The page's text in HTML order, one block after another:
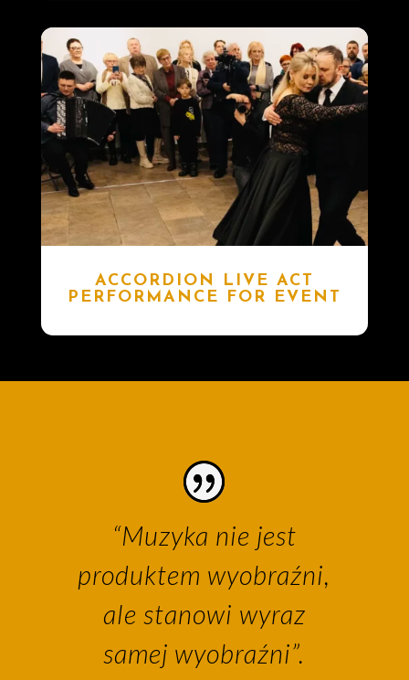
ACCORDION LIVE ACT
PERFORMANCE FOR EVENT
“Muzyka nie jest
produktem wyobraźni,
ale stanowi wyraz
samej wyobraźni”.